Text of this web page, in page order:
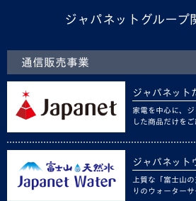
ジャパネットグループ
通信販売事業
ジャパネット
家電を中心に、
した商品だけをご
ジャパネット
上質な「富士山
りのウォーターサ